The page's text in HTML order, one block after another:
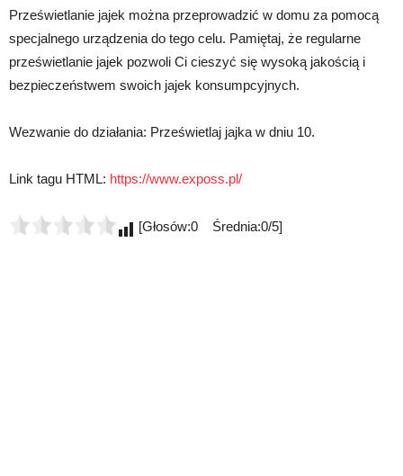
Prześwietlanie jajek można przeprowadzić w domu za pomocą
specjalnego urządzenia do tego celu. Pamiętaj, że regularne
prześwietlanie jajek pozwoli Ci cieszyć się wysoką jakością i
bezpieczeństwem swoich jajek konsumpcyjnych.
Wezwanie do działania: Prześwietlaj jajka w dniu 10.
Link tagu HTML: https://www.exposs.pl/
[Głosów:0 Średnia:0/5]